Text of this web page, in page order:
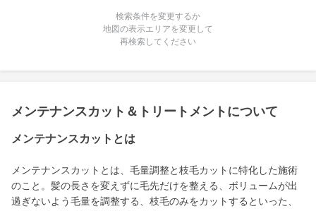
検索条件を変更するか
地図の表示エリアを変更して
再検索してください
メンテナンスカット＆トリートメントについて
メンテナンスカットとは
メンテナンスカットとは、毛量調整と枝毛カットに特化した施術
のこと。髪の長さを変えずに毛先だけを整える、ボリュームが出
過ぎないよう毛量を調整する、枝毛のみをカットするといった、